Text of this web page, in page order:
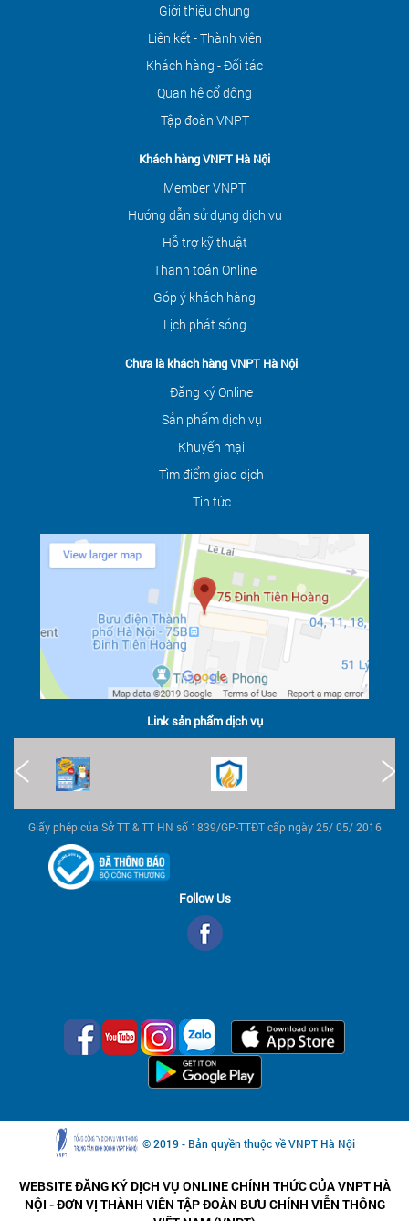
Giới thiệu chung
Liên kết - Thành viên
Khách hàng - Đối tác
Quan hệ cổ đông
Tập đoàn VNPT
Khách hàng VNPT Hà Nội
Member VNPT
Hướng dẫn sử dụng dịch vụ
Hỗ trợ kỹ thuật
Thanh toán Online
Góp ý khách hàng
Lịch phát sóng
Chưa là khách hàng VNPT Hà Nội
Đăng ký Online
Sản phẩm dịch vụ
Khuyến mại
Tìm điểm giao dịch
Tin tức
Link sản phẩm dịch vụ
Giấy phép của Sở TT & TT HN số 1839/GP-TTĐT cấp ngày 25/ 05/ 2016
Follow Us
© 2019 - Bản quyền thuộc về VNPT Hà Nội
WEBSITE ĐĂNG KÝ DỊCH VỤ ONLINE CHÍNH THỨC CỦA VNPT HÀ
NỘI - ĐƠN VỊ THÀNH VIÊN TẬP ĐOÀN BƯU CHÍNH VIỄN THÔNG